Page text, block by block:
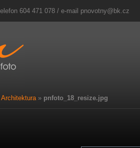
604 471 078 / e-mail pnovotny@bk.cz
Architektura» pnfoto_18_resize.jpg